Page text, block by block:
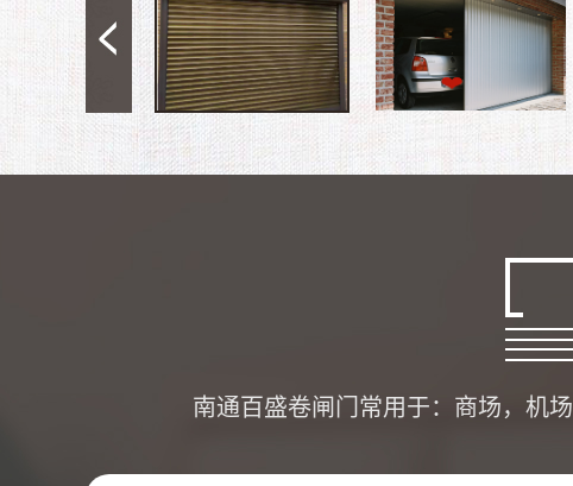
南通百盛卷闸门常用于：商场，机